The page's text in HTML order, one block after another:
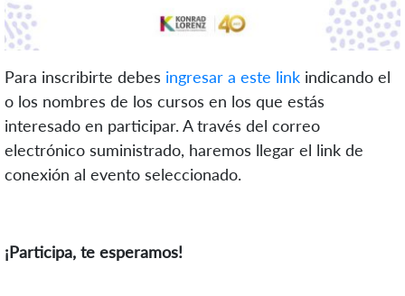
Para inscribirte debes ingresar a este link indicando el
o los nombres de los cursos en los que estás
interesado en participar. A través del correo
electrónico suministrado, haremos llegar el link de
conexión al evento seleccionado.
¡Participa, te esperamos!